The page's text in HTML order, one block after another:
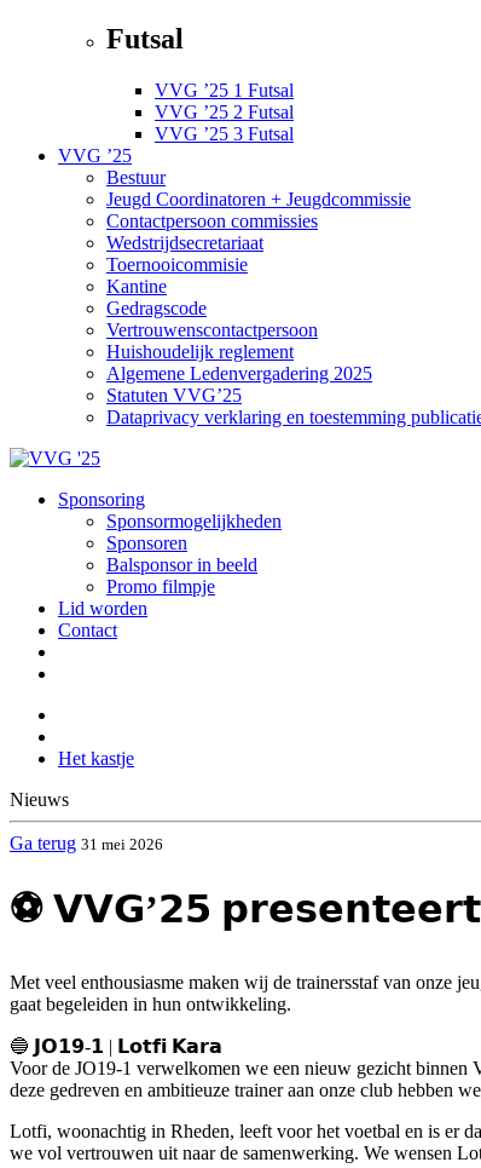
Futsal
VVG ’25 1 Futsal
VVG ’25 2 Futsal
VVG ’25 3 Futsal
VVG ’25
Bestuur
Jeugd Coordinatoren + Jeugdcommissie
Contactpersoon commissies
Wedstrijdsecretariaat
Toernooicommisie
Kantine
Gedragscode
Vertrouwenscontactpersoon
Huishoudelijk reglement
Algemene Ledenvergadering 2025
Statuten VVG’25
Dataprivacy verklaring en toestemming
Sponsoring
Sponsormogelijkheden
Sponsoren
Balsponsor in beeld
Promo filmpje
Lid worden
Contact
Het kastje
Nieuws
Ga terug 31 mei 2026
⚽️ 𝗩𝗩𝗚’𝟮𝟱
Met veel enthousiasme maken wij de trainersstaf van onze
gaat begeleiden in hun ontwikkeling.
🔵 𝗝𝗢𝟭𝟵-𝟭 | 𝗟𝗼𝘁𝗳𝗶 𝗞𝗮𝗿𝗮
Voor de JO19-1 verwelkomen we een nieuw gezicht binnen
deze gedreven en ambitieuze trainer aan onze club hebben
Lotfi, woonachtig in Rheden, leeft voor het voetbal en is er
we vol vertrouwen uit naar de samenwerking. We wensen